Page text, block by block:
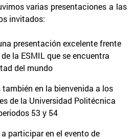
varias presentaciones a las
invitados:
presentación excelente frente
la ESMIL que se encuentra
del mundo
en la bienvenida a los
de la Universidad Politécnica
53 y 54
participar en el evento de